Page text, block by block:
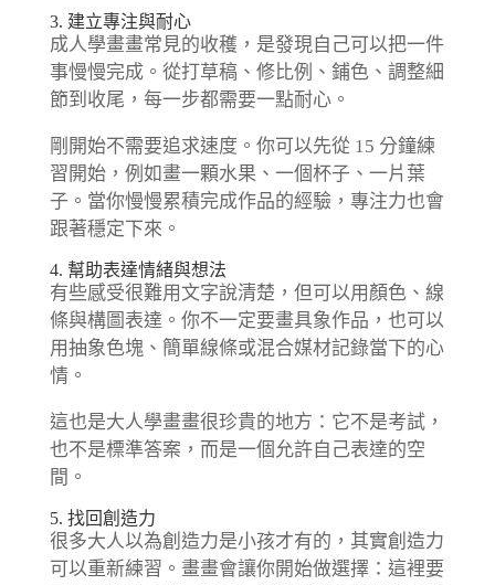
3. 建立專注與耐心
成人學畫畫常見的收穫，是發現自己可以把一件
事慢慢完成。從打草稿、修比例、鋪色、調整細
節到收尾，每一步都需要一點耐心。
剛開始不需要追求速度。你可以先從 15 分鐘練
習開始，例如畫一顆水果、一個杯子、一片葉
子。當你慢慢累積完成作品的經驗，專注力也會
跟著穩定下來。
4. 幫助表達情緒與想法
有些感受很難用文字說清楚，但可以用顏色、線
條與構圖表達。你不一定要畫具象作品，也可以
用抽象色塊、簡單線條或混合媒材記錄當下的心
情。
這也是大人學畫畫很珍貴的地方：它不是考試，
也不是標準答案，而是一個允許自己表達的空
間。
5. 找回創造力
很多大人以為創造力是小孩才有的，其實創造力
可以重新練習。畫畫會讓你開始做選擇：這裡要